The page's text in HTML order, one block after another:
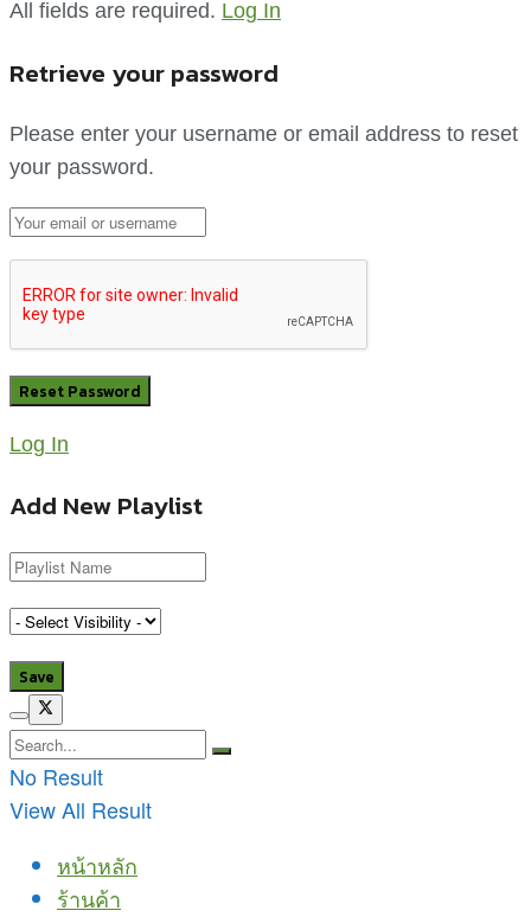
All fields are required. Log In
Retrieve your password
Please enter your username or email address to reset
your password.
Log In
Add New Playlist
No Result
View All Result
หน้าหลัก
ร้านค้า